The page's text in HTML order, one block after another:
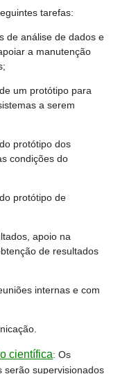
tarefas:
de análise de dados e
a manutenção
um protótipo para
a serem
protótipo dos
condições do
protótipo de
apoio na
de resultados
internas e com
científica:Os
serão supervisionados